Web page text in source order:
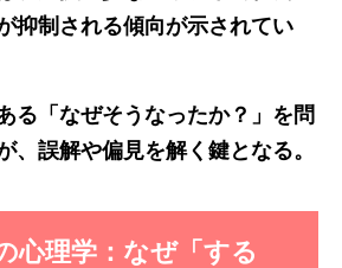
抑制される傾向が示されてい
る「なぜそうなったか？」を問
、誤解や偏見を解く鍵となる。
心理学：なぜ「する